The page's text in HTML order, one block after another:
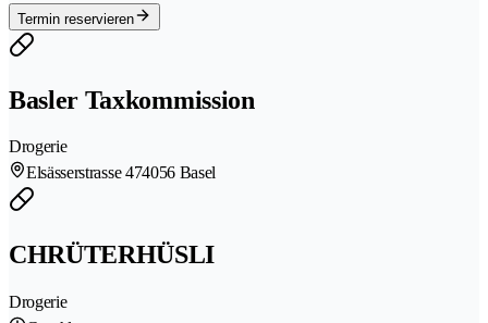
Termin reservieren
Basler Taxkommission
Drogerie
Elsässerstrasse 474056 Basel
CHRÜTERHÜSLI
Drogerie